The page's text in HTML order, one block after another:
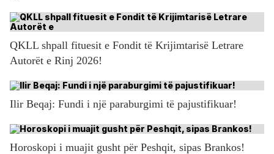
QKLL shpall fituesit e Fondit të Krijimtarisë Letrare
Autorët e Rinj 2026!
Ilir Beqaj: Fundi i një paraburgimi të pajustifikuar!
Horoskopi i muajit gusht për Peshqit, sipas Brankos!